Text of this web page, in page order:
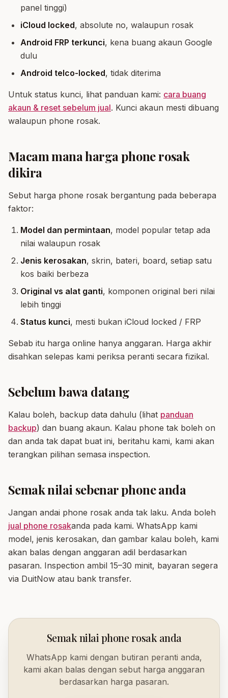
panel tinggi)
iCloud locked, absolute no, walaupun rosak
Android FRP terkunci, kena buang akaun Google
dulu
Android telco-locked, tidak diterima
Untuk status kunci, lihat panduan kami: cara buang
akaun & reset sebelum jual. Kunci akaun mesti dibuang
walaupun phone rosak.
Macam mana harga phone rosak
dikira
Sebut harga phone rosak bergantung pada beberapa
faktor:
Model dan permintaan, model popular tetap ada
nilai walaupun rosak
Jenis kerosakan, skrin, bateri, board, setiap satu
kos baiki berbeza
Original vs alat ganti, komponen original beri nilai
lebih tinggi
Status kunci, mesti bukan iCloud locked / FRP
Sebab itu harga online hanya anggaran. Harga akhir
disahkan selepas kami periksa peranti secara fizikal.
Sebelum bawa datang
Kalau boleh, backup data dahulu (lihat panduan
backup) dan buang akaun. Kalau phone tak boleh on
dan anda tak dapat buat ini, beritahu kami, kami akan
terangkan pilihan semasa inspection.
Semak nilai sebenar phone anda
Jangan andai phone rosak anda tak laku. Anda boleh
jual phone rosakanda pada kami. WhatsApp kami
model, jenis kerosakan, dan gambar kalau boleh, kami
akan balas dengan anggaran adil berdasarkan
pasaran. Inspection ambil 15–30 minit, bayaran segera
via DuitNow atau bank transfer.
Semak nilai phone rosak anda
WhatsApp kami dengan butiran peranti anda,
kami akan balas dengan sebut harga anggaran
berdasarkan harga pasaran.